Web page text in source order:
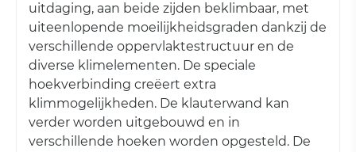
uitdaging, aan beide zijden beklimbaar, met
uiteenlopende moeilijkheidsgraden dankzij de
verschillende oppervlaktestructuur en de
diverse klimelementen. De speciale
hoekverbinding creëert extra
klimmogelijkheden. De klauterwand kan
verder worden uitgebouwd en in
verschillende hoeken worden opgesteld. De